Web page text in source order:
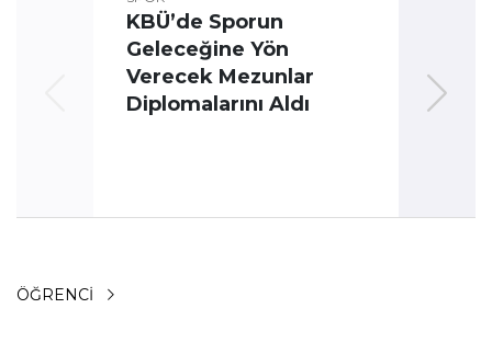
KBÜ’de Sporun
Geleceğine Yön
Verecek Mezunlar
Diplomalarını Aldı
ÖĞRENCI